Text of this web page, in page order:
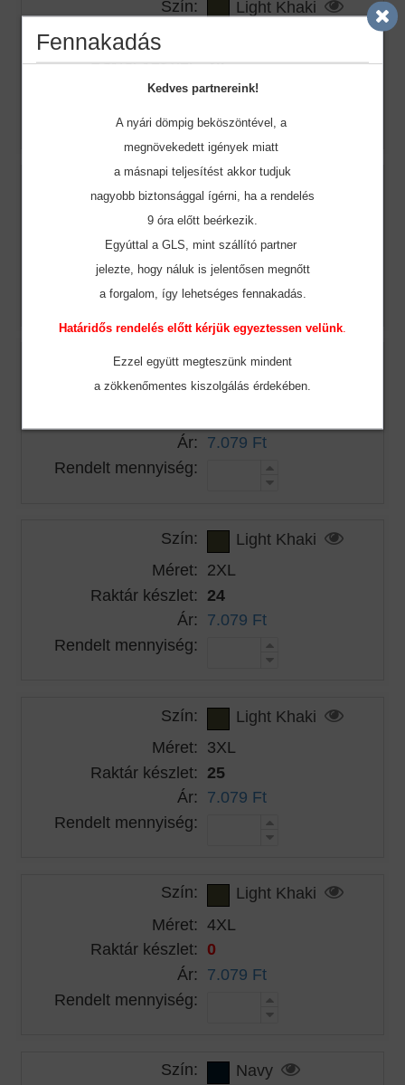
Szín:
Light Khaki
Méret:
Raktár készlet: 24
Ár: 7.079 Ft
Rendelt mennyiség:
Szín:
Light Khaki
Méret: L
Raktár készlet: 8
Ár:
7.079 Ft
Rendelt mennyiség:
Szín:
Light Khaki
Méret: XL
Ár: 7.079 Ft
Rendelt mennyiség:
Szín:
Light Khaki
Méret: 2XL
Raktár készlet: 24
Ár: 7.079 Ft
Rendelt mennyiség:
Szín:
Light Khaki
Méret: 3XL
Raktár készlet: 25
Ár: 7.079 Ft
Rendelt mennyiség:
Szín:
Light Khaki
Méret: 4XL
Raktár készlet: 0
Ár: 7.079 Ft
Rendelt mennyiség:
Szín:
Navy
Fennakadás
Kedves partnereink!
A nyári dömpig beköszöntével, a
megnövekedett igények miatt
a másnapi teljesítést akkor tudjuk
nagyobb biztonsággal ígérni, ha a rendelés
9 óra előtt beérkezik.
Egyúttal a GLS, mint szállító partner
jelezte, hogy náluk is jelentősen megnőtt
a forgalom, így lehetséges fennakadás.
Határidős rendelés előtt kérjük egyeztessen velünk
Ezzel együtt megteszünk mindent
a zökkenőmentes kiszolgálás érdekében.